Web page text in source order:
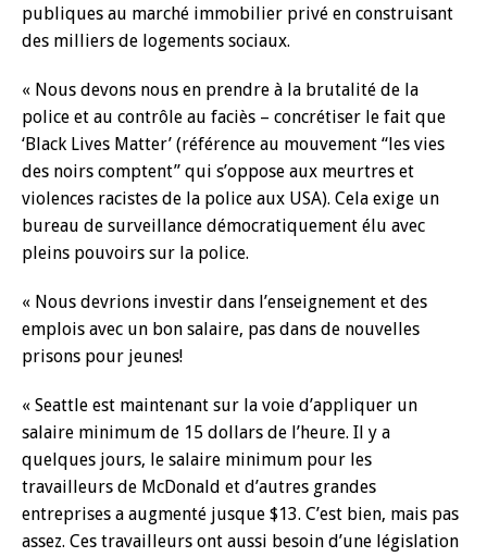
publiques au marché immobilier privé en construisant
des milliers de logements sociaux.
« Nous devons nous en prendre à la brutalité de la
police et au contrôle au faciès – concrétiser le fait que
‘Black Lives Matter’ (référence au mouvement “les vies
des noirs comptent” qui s’oppose aux meurtres et
violences racistes de la police aux USA). Cela exige un
bureau de surveillance démocratiquement élu avec
pleins pouvoirs sur la police.
« Nous devrions investir dans l’enseignement et des
emplois avec un bon salaire, pas dans de nouvelles
prisons pour jeunes!
« Seattle est maintenant sur la voie d’appliquer un
salaire minimum de 15 dollars de l’heure. Il y a
quelques jours, le salaire minimum pour les
travailleurs de McDonald et d’autres grandes
entreprises a augmenté jusque $13. C’est bien, mais pas
assez. Ces travailleurs ont aussi besoin d’une législation